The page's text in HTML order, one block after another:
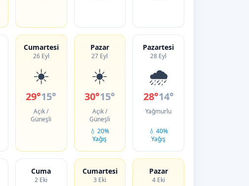
Cumartesi
26 Eyl
☀️
29°15°
Açık /
Güneşli
Pazar
27 Eyl
☀️
30°15°
Açık /
Güneşli
💧 20%
Yağış
Pazartesi
28 Eyl
🌧️
28°14°
Yağmurlu
💧 40%
Yağış
Cuma
2 Eki
Cumartesi
3 Eki
Pazar
4 Eki